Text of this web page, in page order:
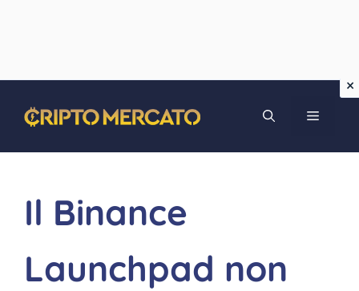
contenuto
MENU
Il Binance
Launchpad non